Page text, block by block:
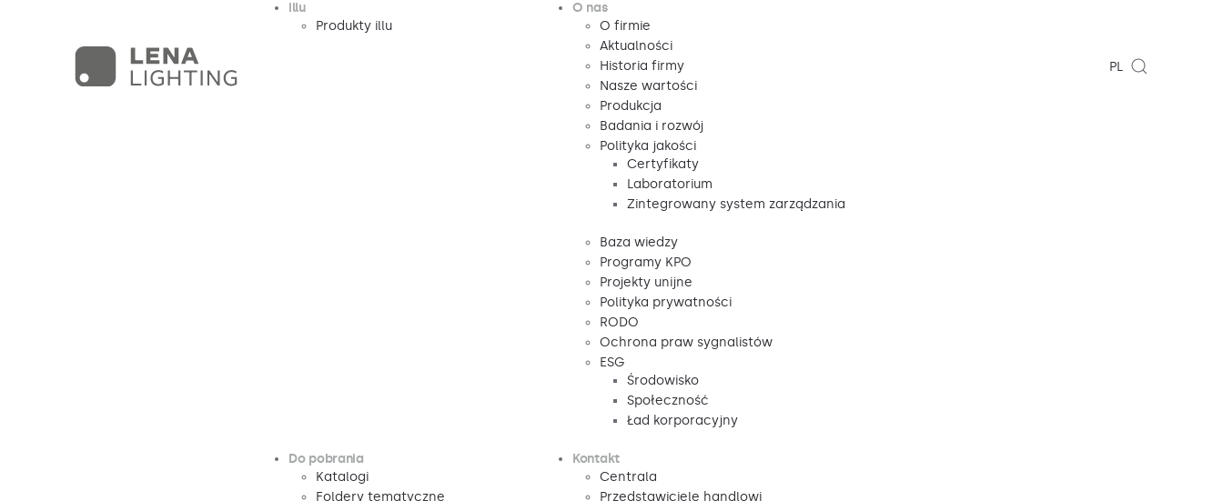
illu
Produkty illu
O nas
O firmie
Aktualności
Historia firmy
Nasze wartości
Produkcja
Badania i rozwój
Polityka jakości
Certyfikaty
Laboratorium
Zintegrowany system zarządzania
Baza wiedzy
Programy KPO
Projekty unijne
Polityka prywatności
RODO
Ochrona praw sygnalistów
ESG
Środowisko
Społeczność
Ład korporacyjny
Do pobrania
Katalogi
Foldery tematyczne
Kontakt
Centrala
Przedstawiciele handlowi
PL